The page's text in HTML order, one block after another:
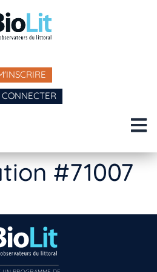
CONNECTER
#71007